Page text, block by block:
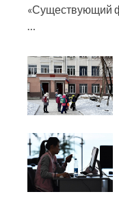
«Существующий